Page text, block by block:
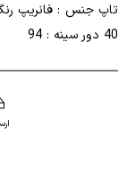
40 دور سینه : 94